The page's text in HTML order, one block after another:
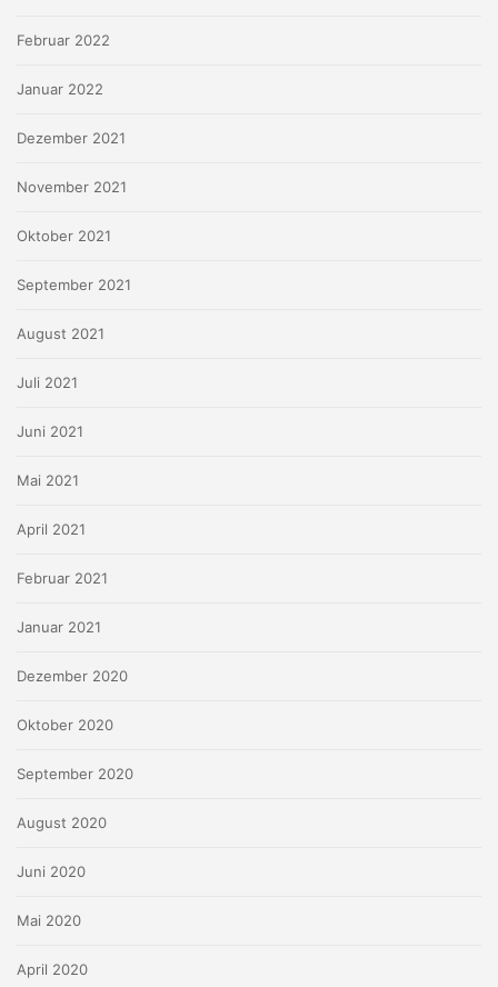
Februar 2022
Januar 2022
Dezember 2021
November 2021
Oktober 2021
September 2021
August 2021
Juli 2021
Juni 2021
Mai 2021
April 2021
Februar 2021
Januar 2021
Dezember 2020
Oktober 2020
September 2020
August 2020
Juni 2020
Mai 2020
April 2020